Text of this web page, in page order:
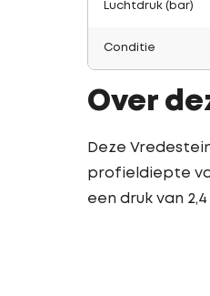
Luchtdruk (bar)
Conditie
Over
Deze
profieldiepte
een druk van